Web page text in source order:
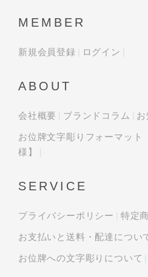
MEMBER
新規会員登録 ログイン
ABOUT
会社概要 ブランドコラム
お位牌文字彫りフォーマット
様】
SERVICE
プライバシーポリシー 特定
お支払いと送料・配達につい
お位牌への文字彫りについて